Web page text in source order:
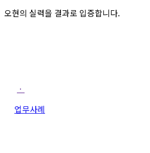
오현의 실력을 결과로 입증합니다.
ㆍ
업무사례